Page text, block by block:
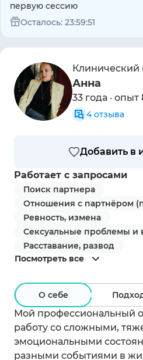
первую сессию
Осталось: 23:59:51
Клинический
Анна
33 года · опыт
4 отзыва
Добавить в
Работает с запросами
Поиск партнера
Отношения с партнёром
Ревность, измена
Сексуальные проблемы и
Расставание, развод
Посмотреть все
О себе
Мой профессиональный
работу со сложными,
эмоциональными
разными событиями в